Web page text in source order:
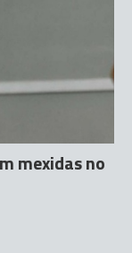
mexidas no